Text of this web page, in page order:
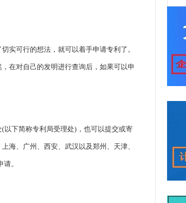
可行的想法，就可以着手申请专利了。
在对自己的发明进行查询后，如果可以申
下简称专利局受理处)，也可以提交或寄
海、广州、西安、武汉以及郑州、天津、
。